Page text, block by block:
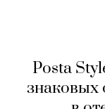
Posta
знаковых